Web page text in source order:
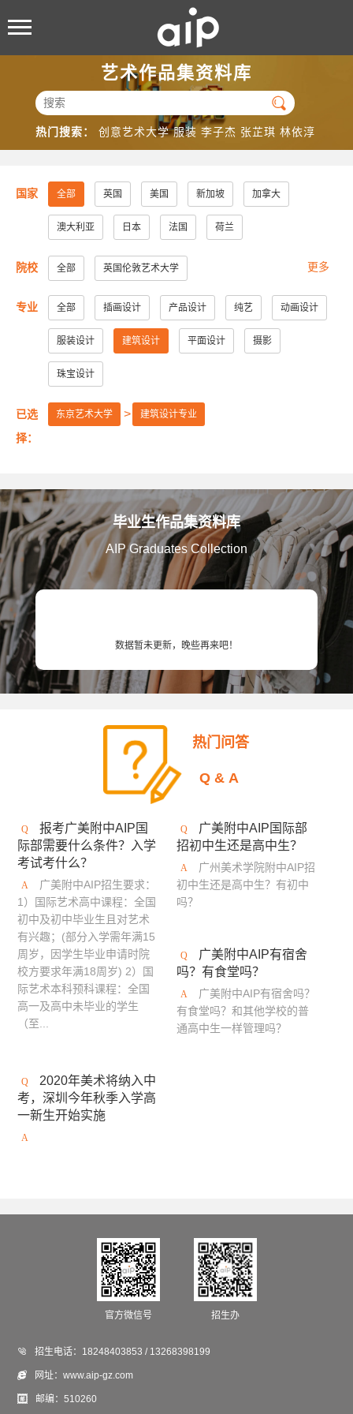
艺术作品集资料库

热门搜索： 创意艺术大学 服装 李子杰 张芷琪 林依淳
国家 全部 英国 美国 新加坡 加拿大
澳大利亚 日本 法国 荷兰
院校 全部 英国伦敦艺术大学
美国加州大学洛杉矶分校 美国加州大学圣地亚哥分校
美国纽约视觉艺术学院 美国帕森斯设计学院
美国艺术中心设计学院
美国纽约普瑞特艺术学院
美国芝加哥艺术学院 英国赫特福德大学
英国金斯顿大学 英国格拉斯哥艺术学院
英国曼彻斯特城市大学 英国提赛德大学
美国加州艺术大学 英国伯恩茅斯艺术大学
美国奥蒂斯艺术与设计学院
英国创意艺术大学 诺森比亚大学 多摩美术大学
蒙纳士大学 英国法尔茅斯大学
伦敦布鲁内尔大学 美国林林艺术设计学院
澳门理工学院 美国旧金山艺术学院
英国布莱顿大学 艾米丽卡尔艺术与设计大学
英国邓迪大学 京都艺术大学 罗切斯特理工学院
英国密德萨斯大学
美国缅因艺术学院
成安造形大学 中央圣马丁艺术与设计学院
澳门城市大学 法国高布兰学院
冲绳县立艺术大学
更多
专业 全部 插画设计 产品设计 纯艺 动画设计
服装设计 建筑设计 平面设计 摄影
珠宝设计
已选
择：
东京艺术大学 建筑设计专业
毕业生作品集资料库
AIP Graduates Collection
数据暂未更新，晚些再来吧！
热门问答
Q&A
报考广美附中AIP国
际部需要什么条件？入学
考试考什么？
广美附中AIP招生要求：
1）国际艺术高中课程：全国
初中及初中毕业生且对艺术
有兴趣；(部分入学需年满15
周岁，因学生毕业申请时院
校方要求年满18周岁) 2）国
际艺术本科预科课程：全国
高一及高中未毕业的学生
（至...
广美附中AIP国际部
招初中生还是高中生？
广州美术学院附中AIP招
初中生还是高中生？有初中
吗？
广美附中AIP有宿舍
吗？有食堂吗？
广美附中AIP有宿舍吗？
有食堂吗？和其他学校的普
通高中生一样管理吗？
2020年美术将纳入中
考，深圳今年秋季入学高
一新生开始实施
官方微信号 招生办
 招生电话： 18248403853 / 13268398199
 网址：www.aip-gz.com
 邮编：510260